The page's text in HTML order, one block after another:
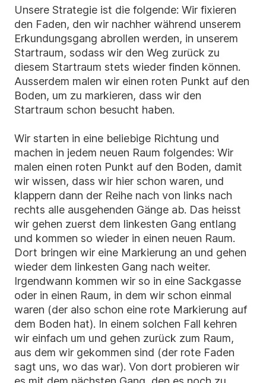
Unsere Strategie ist die folgende: Wir fixieren
den Faden, den wir nachher während unserem
Erkundungsgang abrollen werden, in unserem
Startraum, sodass wir den Weg zurück zu
diesem Startraum stets wieder finden können.
Ausserdem malen wir einen roten Punkt auf den
Boden, um zu markieren, dass wir den
Startraum schon besucht haben.
Wir starten in eine beliebige Richtung und
machen in jedem neuen Raum folgendes: Wir
malen einen roten Punkt auf den Boden, damit
wir wissen, dass wir hier schon waren, und
klappern dann der Reihe nach von links nach
rechts alle ausgehenden Gänge ab. Das heisst
wir gehen zuerst dem linkesten Gang entlang
und kommen so wieder in einen neuen Raum.
Dort bringen wir eine Markierung an und gehen
wieder dem linkesten Gang nach weiter.
Irgendwann kommen wir so in eine Sackgasse
oder in einen Raum, in dem wir schon einmal
waren (der also schon eine rote Markierung auf
dem Boden hat). In einem solchen Fall kehren
wir einfach um und gehen zurück zum Raum,
aus dem wir gekommen sind (der rote Faden
sagt uns, wo das war). Von dort probieren wir